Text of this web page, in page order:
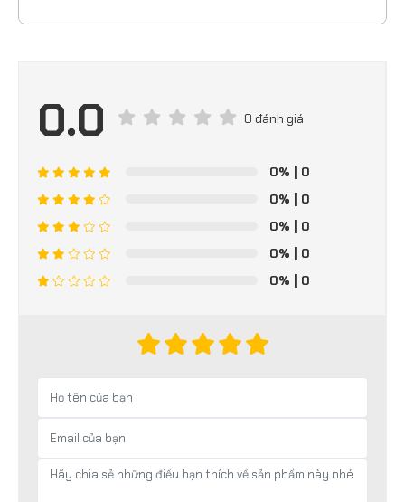
0.0 0 đánh giá
0% | 0
0% | 0
0% | 0
0% | 0
0% | 0